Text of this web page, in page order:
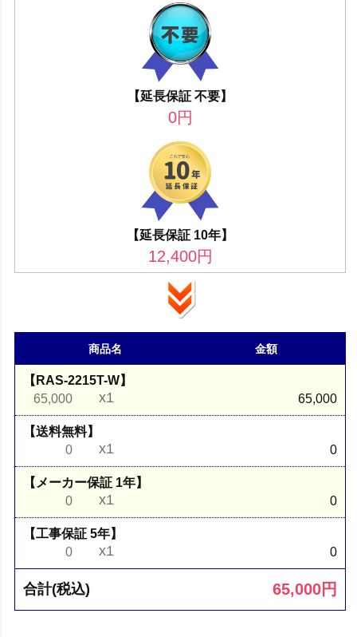
【延長保証 不要】
0円
【延長保証 10年】
12,400円
商品名 金額
【RAS-2215T-W】
65,000
x1 65,000
【送料無料】
0
x1 0
【メーカー保証 1年】
0
x1 0
【工事保証 5年】
0
x1 0
合計(税込) 65,000円